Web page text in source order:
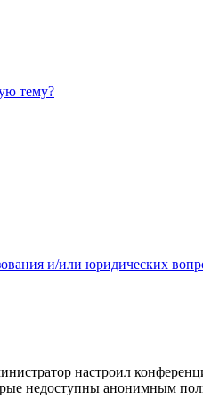
тему?
и/или юридических
настроил
недоступны анонимным